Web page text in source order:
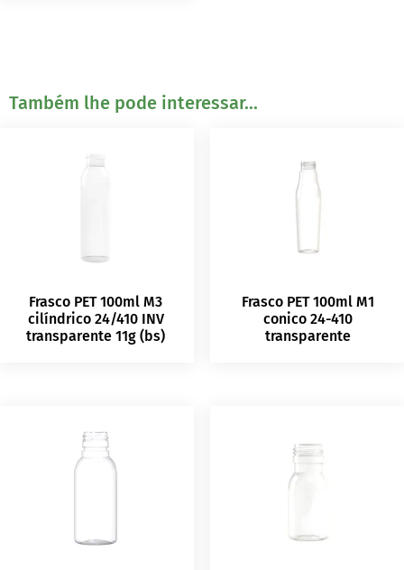
Também lhe pode interessar...
Frasco PET 100ml M3
cilíndrico 24/410 INV
transparente 11g (bs)
Frasco PET 100ml M1
conico 24-410
transparente